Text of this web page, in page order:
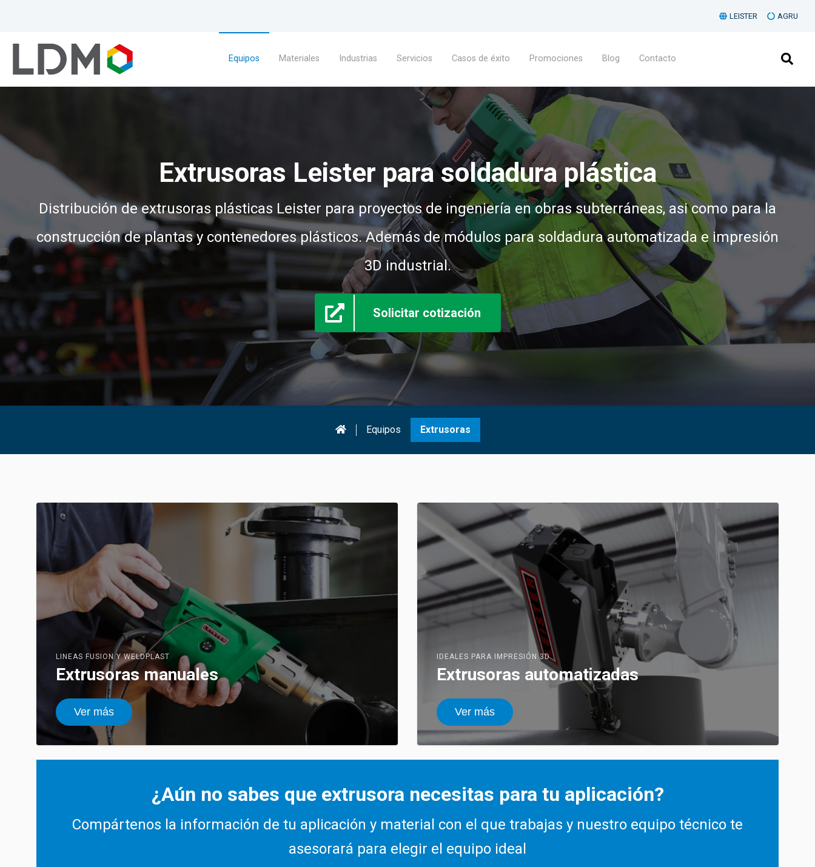
LEISTER AGRU
Equipos Materiales Industrias Servicios Casos de éxito Promociones Blog Contacto
Extrusoras Leister para soldadura plástica
Distribución de extrusoras plásticas Leister para proyectos de ingeniería en obras subterráneas, asi como para la
construcción de plantas y contenedores plásticos. Además de módulos para soldadura automatizada e impresión
3D industrial.
Solicitar cotización
Equipos Extrusoras
LINEAS FUSION Y WELDPLAST
Extrusoras manuales
Ver más
IDEALES PARA IMPRESIÓN 3D
Extrusoras automatizadas
Ver más
¿Aún no sabes que extrusora necesitas para tu aplicación?
Compártenos la información de tu aplicación y material con el que trabajas y nuestro equipo técnico te
asesorará para elegir el equipo ideal